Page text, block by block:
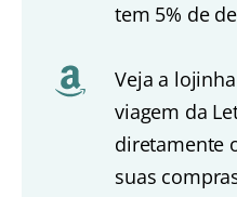
tem 5% de
Veja a
viagem da
diretamente
suas